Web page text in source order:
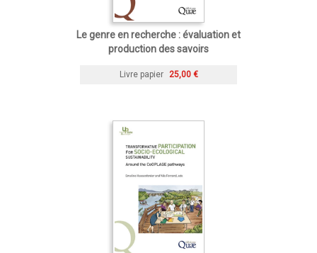
Le genre en recherche : évaluation et
production des savoirs
Livre papier 25,00 €